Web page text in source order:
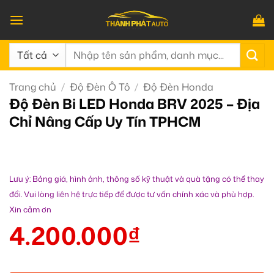
qua
nội
dung
Tìm
Trang chủ / Độ Đèn Ô Tô / Độ Đèn Honda
Độ Đèn Bi LED Honda BRV 2025 – Địa
Chỉ Nâng Cấp Uy Tín TPHCM
Lưu ý: Bảng giá, hình ảnh, thông số kỹ thuật và quà tặng có thể thay
đổi. Vui lòng liên hệ trực tiếp để được tư vấn chính xác và phù hợp.
Xin cảm ơn
4.200.000₫